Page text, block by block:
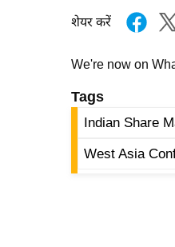
शेयर करें
We're now on
Tags
Indian Share
West Asia